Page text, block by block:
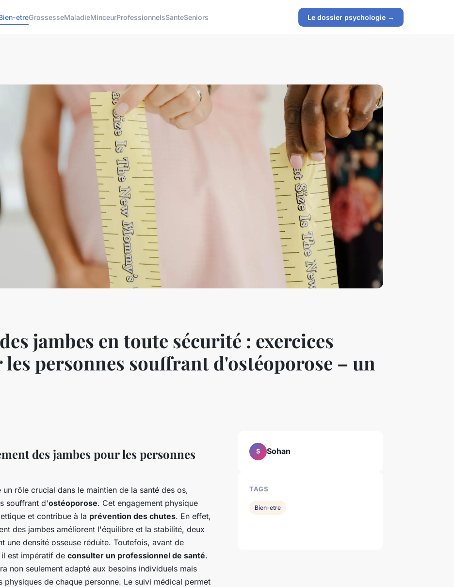
etreGrossesseMaladieMinceurProfessionnelsSanteSeniors Le dossier psychologie →
jambes en toute sécurité : exercices
personnes souffrant d'ostéoporose – un
des jambes pour les personnes
un rôle crucial dans le maintien de la santé des os,
souffrant d'ostéoporose. Cet engagement physique
et contribue à la prévention des chutes. En effet,
des jambes améliorent l'équilibre et la stabilité, deux
une densité osseuse réduite. Toutefois, avant de
est impératif de consulter un professionnel de santé.
non seulement adapté aux besoins individuels mais
de chaque personne. Le suivi médical permet
S Sohan
TAGS
Bien-etre